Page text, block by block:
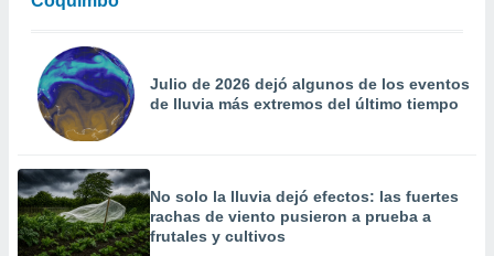
Julio de 2026 dejó algunos de los eventos
de lluvia más extremos del último tiempo
No solo la lluvia dejó efectos: las fuertes
rachas de viento pusieron a prueba a
frutales y cultivos